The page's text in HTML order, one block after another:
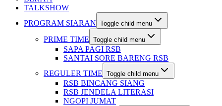
TALKSHOW
PROGRAM SIARAN Toggle child menu
PRIME TIME Toggle child menu
SAPA PAGI RSB
SANTAI SORE BARENG RSB
REGULER TIME Toggle child menu
RSB BINCANG SIANG
RSB JENDELA LITERASI
NGOPI JUMAT